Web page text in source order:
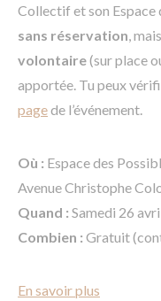
Collectif et son Espace
sans réservation,
volontaire(sur place
apportée. Tu peux
pagede l’événement.
Où : Espace des
Avenue Christophe
Quand : Samedi 26
Combien : Gratuit
En savoir plus